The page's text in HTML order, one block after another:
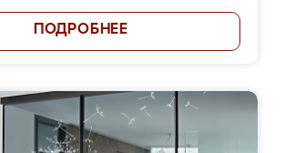
ПОДРОБНЕЕ